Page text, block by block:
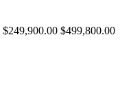
$249,900.00 $499,800.00